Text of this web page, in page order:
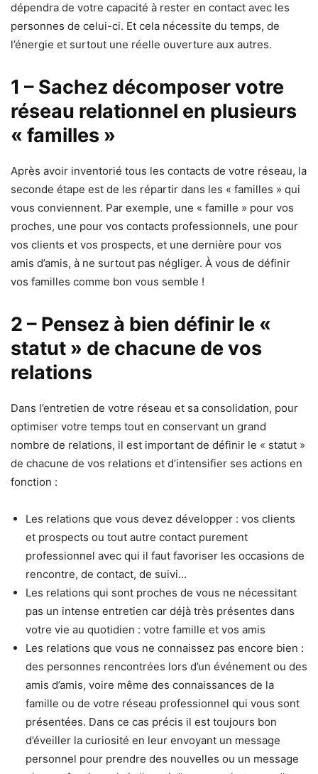
dépendra de votre capacité à rester en contact avec les
personnes de celui-ci. Et cela nécessite du temps, de
l’énergie et surtout une réelle ouverture aux autres.
1 – Sachez décomposer votre
réseau relationnel en plusieurs
« familles »
Après avoir inventorié tous les contacts de votre réseau, la
seconde étape est de les répartir dans les « familles » qui
vous conviennent. Par exemple, une « famille » pour vos
proches, une pour vos contacts professionnels, une pour
vos clients et vos prospects, et une dernière pour vos
amis d’amis, à ne surtout pas négliger. À vous de définir
vos familles comme bon vous semble !
2 – Pensez à bien définir le «
statut » de chacune de vos
relations
Dans l’entretien de votre réseau et sa consolidation, pour
optimiser votre temps tout en conservant un grand
nombre de relations, il est important de définir le « statut »
de chacune de vos relations et d’intensifier ses actions en
fonction :
Les relations que vous devez développer : vos clients
et prospects ou tout autre contact purement
professionnel avec qui il faut favoriser les occasions de
rencontre, de contact, de suivi…
Les relations qui sont proches de vous ne nécessitant
pas un intense entretien car déjà très présentes dans
votre vie au quotidien : votre famille et vos amis
Les relations que vous ne connaissez pas encore bien :
des personnes rencontrées lors d’un événement ou des
amis d’amis, voire même des connaissances de la
famille ou de votre réseau professionnel qui vous sont
présentées. Dans ce cas précis il est toujours bon
d’éveiller la curiosité en leur envoyant un message
personnel pour prendre des nouvelles ou un message